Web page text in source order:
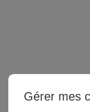
Gérer mes